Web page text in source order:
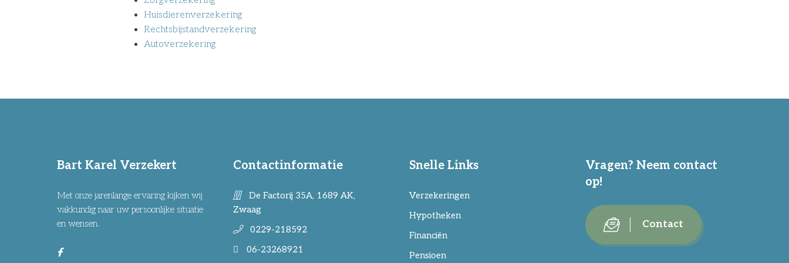
Huisdierenverzekering
Rechtsbijstandverzekering
Autoverzekering
Bart Karel Verzekert
Met onze jarenlange ervaring kijken wij
vakkundig naar uw persoonlijke situatie
en wensen.
Contactinformatie
De Factorij 35A, 1689 AK,
Zwaag
0229-218592
06-23268921
Snelle Links
Verzekeringen
Hypotheken
Financiën
Pensioen
Vragen? Neem contact
op!
Contact